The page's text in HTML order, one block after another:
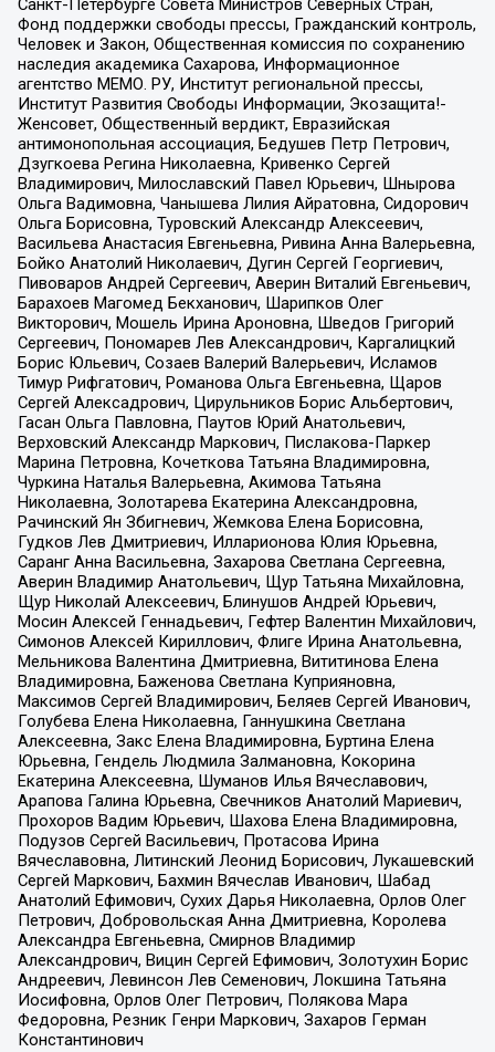
Санкт-Петербурге Совета Министров Северных Стран,
Фонд поддержки свободы прессы, Гражданский контроль,
Человек и Закон, Общественная комиссия по сохранению
наследия академика Сахарова, Информационное
агентство МЕМО. РУ, Институт региональной прессы,
Институт Развития Свободы Информации, Экозащита!-
Женсовет, Общественный вердикт, Евразийская
антимонопольная ассоциация, Бедушев Петр Петрович,
Дзугкоева Регина Николаевна, Кривенко Сергей
Владимирович, Милославский Павел Юрьевич, Шнырова
Ольга Вадимовна, Чанышева Лилия Айратовна, Сидорович
Ольга Борисовна, Туровский Александр Алексеевич,
Васильева Анастасия Евгеньевна, Ривина Анна Валерьевна,
Бойко Анатолий Николаевич, Дугин Сергей Георгиевич,
Пивоваров Андрей Сергеевич, Аверин Виталий Евгеньевич,
Барахоев Магомед Бекханович, Шарипков Олег
Викторович, Мошель Ирина Ароновна, Шведов Григорий
Сергеевич, Пономарев Лев Александрович, Каргалицкий
Борис Юльевич, Созаев Валерий Валерьевич, Исламов
Тимур Рифгатович, Романова Ольга Евгеньевна, Щаров
Сергей Алексадрович, Цирульников Борис Альбертович,
Гасан Ольга Павловна, Паутов Юрий Анатольевич,
Верховский Александр Маркович, Пислакова-Паркер
Марина Петровна, Кочеткова Татьяна Владимировна,
Чуркина Наталья Валерьевна, Акимова Татьяна
Николаевна, Золотарева Екатерина Александровна,
Рачинский Ян Збигневич, Жемкова Елена Борисовна,
Гудков Лев Дмитриевич, Илларионова Юлия Юрьевна,
Саранг Анна Васильевна, Захарова Светлана Сергеевна,
Аверин Владимир Анатольевич, Щур Татьяна Михайловна,
Щур Николай Алексеевич, Блинушов Андрей Юрьевич,
Мосин Алексей Геннадьевич, Гефтер Валентин Михайлович,
Симонов Алексей Кириллович, Флиге Ирина Анатольевна,
Мельникова Валентина Дмитриевна, Вититинова Елена
Владимировна, Баженова Светлана Куприяновна,
Максимов Сергей Владимирович, Беляев Сергей Иванович,
Голубева Елена Николаевна, Ганнушкина Светлана
Алексеевна, Закс Елена Владимировна, Буртина Елена
Юрьевна, Гендель Людмила Залмановна, Кокорина
Екатерина Алексеевна, Шуманов Илья Вячеславович,
Арапова Галина Юрьевна, Свечников Анатолий Мариевич,
Прохоров Вадим Юрьевич, Шахова Елена Владимировна,
Подузов Сергей Васильевич, Протасова Ирина
Вячеславовна, Литинский Леонид Борисович, Лукашевский
Сергей Маркович, Бахмин Вячеслав Иванович, Шабад
Анатолий Ефимович, Сухих Дарья Николаевна, Орлов Олег
Петрович, Добровольская Анна Дмитриевна, Королева
Александра Евгеньевна, Смирнов Владимир
Александрович, Вицин Сергей Ефимович, Золотухин Борис
Андреевич, Левинсон Лев Семенович, Локшина Татьяна
Иосифовна, Орлов Олег Петрович, Полякова Мара
Федоровна, Резник Генри Маркович, Захаров Герман
Константинович